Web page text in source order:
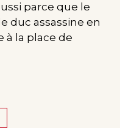
parce que le
duc assassine en
à la place de